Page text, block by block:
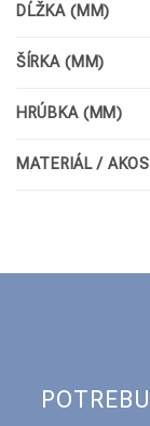
DĹŽKA (MM)
ŠÍRKA (MM)
HRÚBKA (MM)
MATERIÁL /